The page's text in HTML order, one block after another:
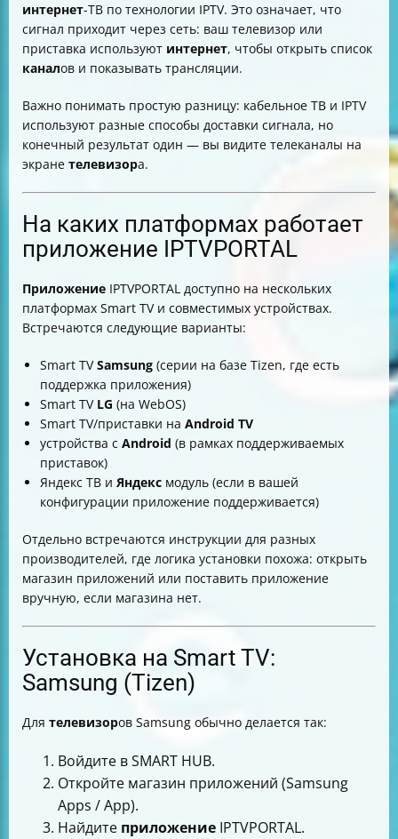
интернет-ТВ по технологии IPTV. Это означает, что
сигнал приходит через сеть: ваш телевизор или
приставка используют интернет, чтобы открыть список
каналов и показывать трансляции.
Важно понимать простую разницу: кабельное ТВ и IPTV
используют разные способы доставки сигнала, но
конечный результат один — вы видите телеканалы на
экране телевизора.
На каких платформах работает
приложение IPTVPORTAL
Приложение IPTVPORTAL доступно на нескольких
платформах Smart TV и совместимых устройствах.
Встречаются следующие варианты:
Smart TVSamsung (серии на базе Tizen, где есть
поддержка приложения)
Smart TV LG (на WebOS)
Smart TV/приставки на Android TV
устройства с Android (в рамках поддерживаемых
приставок)
Яндекс ТВ и Яндекс модуль (если в вашей
конфигурации приложение поддерживается)
Отдельно встречаются инструкции для разных
производителей, где логика установки похожа: открыть
магазин приложений или поставить приложение
вручную, если магазина нет.
Установка на Smart TV:
Samsung (Tizen)
Для телевизоров Samsung обычно делается так:
Войдите в SMART HUB.
Откройте магазин приложений (Samsung
Apps / App).
Найдите приложение IPTVPORTAL.